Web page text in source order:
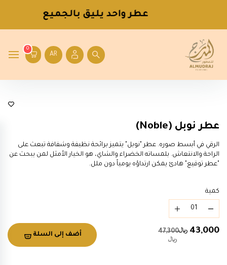
عطر واحد يليق بالجميع
AR
0
عطر نوبل (Noble)
الرقي في أبسط صوره. عطر "نوبل" يتميز برائحة نظيفة وشفافة تبعث على
الراحة والانتعاش. بلمساته الخضراء والشاي، هو الخيار الأمثل لمن يبحث عن
"عطر توقيع" هادئ يمكن ارتداؤه يومياً دون ملل.
كمية
43,000
47,300 أضف إلى السلة